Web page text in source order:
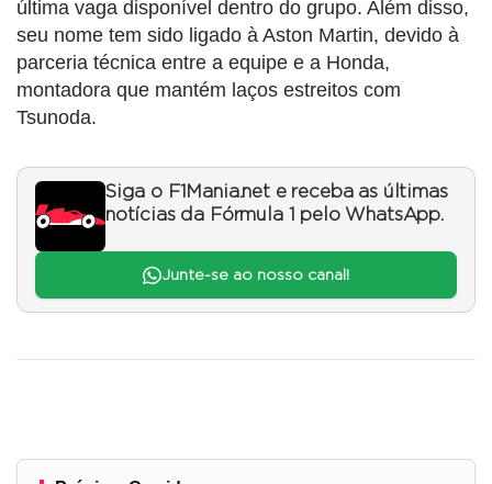
última vaga disponível dentro do grupo. Além disso,
seu nome tem sido ligado à Aston Martin, devido à
parceria técnica entre a equipe e a Honda,
montadora que mantém laços estreitos com
Tsunoda.
Siga o F1Mania.net e receba as últimas
notícias da Fórmula 1 pelo WhatsApp.
Junte-se ao nosso canal!